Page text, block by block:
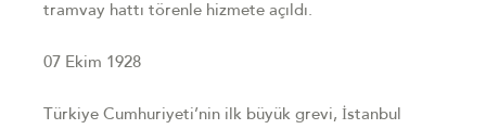
tramvay hattı törenle hizmete açıldı.
07 Ekim 1928
Türkiye Cumhuriyeti’nin ilk büyük grevi, İstanbul